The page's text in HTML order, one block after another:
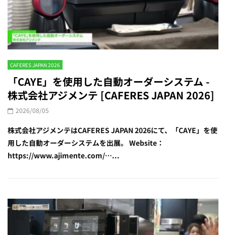
CAFERES JAPAN 2026
「CAYE」を使用した自動オーダーシステム -
株式会社アジメンテ [CAFERES JAPAN 2026]
2026/08/05
株式会社アジメンテはCAFERES JAPAN 2026にて、「CAYE」を使
用した自動オーダーシステムを出展。 Website：
https://www.ajimente.com/…...